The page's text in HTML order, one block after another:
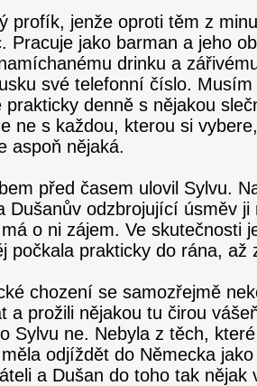
profík, jenže oproti těm z
Pracuje jako barman a jeho
drinku a
své telefonní číslo.
prakticky denně s nějakou
ne s každou, kterou si
aspoň nějaká.
před časem ulovil Sylvu.
Dušanův odzbrojující úsměv ji
o ni zájem. Ve skutečnosti
počkala prakticky do rána, až
chození se samozřejmě
a prožili nějakou tu čirou
Sylvu ne. Nebyla z těch,
odjíždět do Německa
a Dušan do toho tak nějak